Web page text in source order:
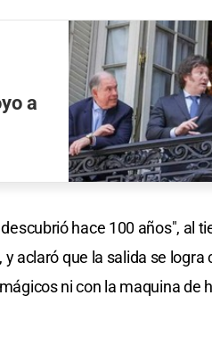
a
hace 100 años", al
aclaró que la salida se logra
ni con la maquina de